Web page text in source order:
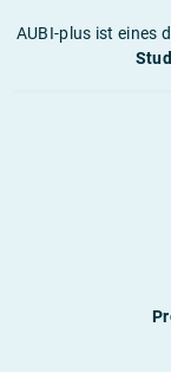
AUBI-plus ist eines